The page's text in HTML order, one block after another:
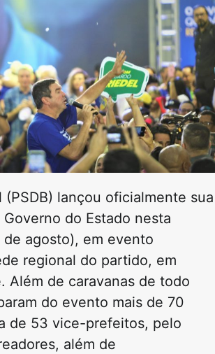
(PSDB) lançou oficialmente sua
do Estado nesta
agosto), em evento
regional do partido, em
Além de caravanas de todo
do evento mais de 70
de 53 vice-prefeitos, pelo
além de